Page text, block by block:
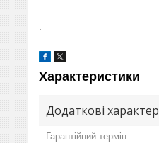
.
Характеристики
Додаткові
Гарантійний термін